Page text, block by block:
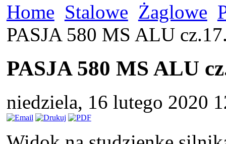
Home Stalowe Żaglowe
PASJA 580 MS ALU
PASJA 580 MS ALU
niedziela, 16 lutego 2020